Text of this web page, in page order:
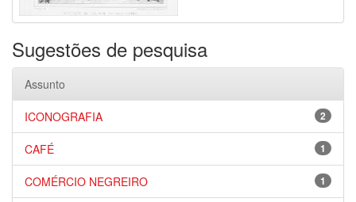
Sugestões de pesquisa
Assunto
2
ICONOGRAFIA
1
CAFÉ
1
COMÉRCIO NEGREIRO